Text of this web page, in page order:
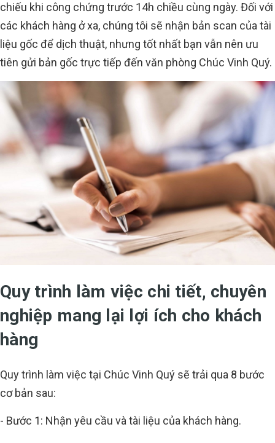
chiếu khi công chứng trước 14h chiều cùng ngày. Đối với
các khách hàng ở xa, chúng tôi sẽ nhận bản scan của tài
liệu gốc để dịch thuật, nhưng tốt nhất bạn vẫn nên ưu
tiên gửi bản gốc trực tiếp đến văn phòng Chúc Vinh Quý.
Quy trình làm việc chi tiết, chuyên
nghiệp mang lại lợi ích cho khách
hàng
Quy trình làm việc tại Chúc Vinh Quý sẽ trải qua 8 bước
cơ bản sau:
- Bước 1: Nhận yêu cầu và tài liệu của khách hàng.